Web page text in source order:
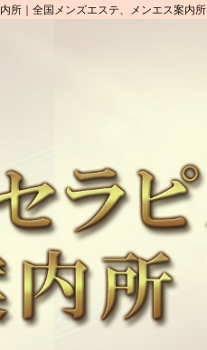
所｜全国メンズエステ、メンエス案内所